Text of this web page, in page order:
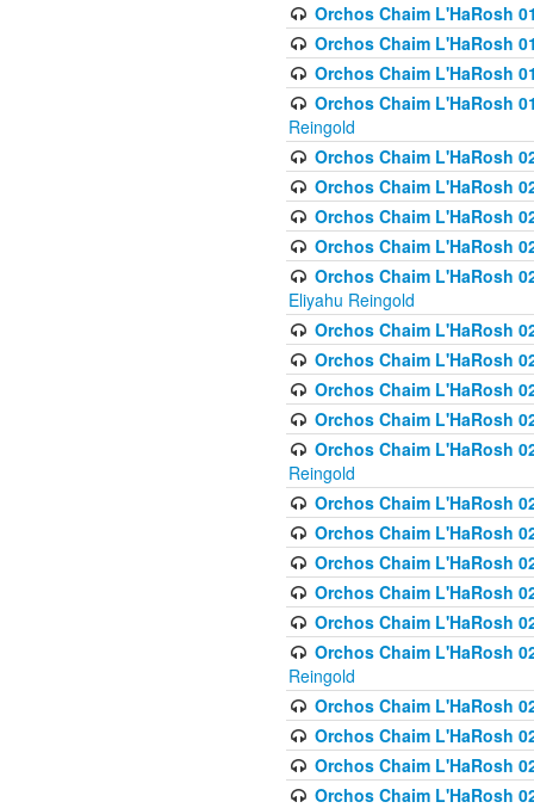
Orchos Chaim L'HaRosh
Orchos Chaim L'HaRosh
Orchos Chaim L'HaRosh
Orchos Chaim L'HaRosh
Reingold
Orchos Chaim L'HaRosh
Orchos Chaim L'HaRosh
Orchos Chaim L'HaRosh
Orchos Chaim L'HaRosh
Orchos Chaim L'HaRosh
Eliyahu Reingold
Orchos Chaim L'HaRosh
Orchos Chaim L'HaRosh
Orchos Chaim L'HaRosh
Orchos Chaim L'HaRosh
Orchos Chaim L'HaRosh
Reingold
Orchos Chaim L'HaRosh
Orchos Chaim L'HaRosh
Orchos Chaim L'HaRosh
Orchos Chaim L'HaRosh
Orchos Chaim L'HaRosh
Orchos Chaim L'HaRosh
Reingold
Orchos Chaim L'HaRosh
Orchos Chaim L'HaRosh
Orchos Chaim L'HaRosh
Orchos Chaim L'HaRosh